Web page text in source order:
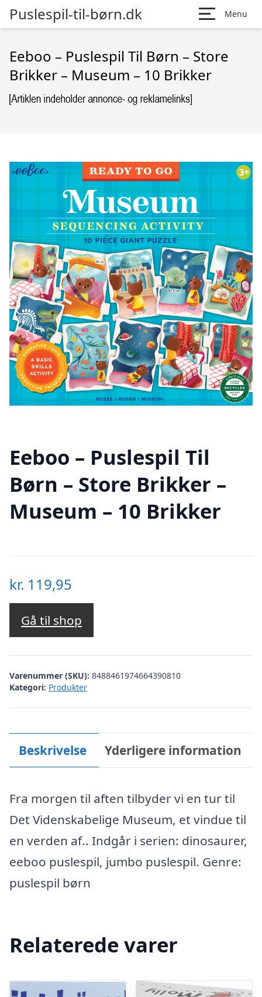
Puslespil-til-børn.dk Menu
Eeboo – Puslespil Til Børn – Store
Brikker – Museum – 10 Brikker
Eeboo – Puslespil Til
Børn – Store Brikker –
Museum – 10 Brikker
kr. 119,95
Gå til shop
Varenummer (SKU): 8488461974664390810
Kategori: Produkter
Beskrivelse Yderligere information
Fra morgen til aften tilbyder vi en tur til
Det Videnskabelige Museum, et vindue til
en verden af.. Indgår i serien: dinosaurer,
eeboo puslespil, jumbo puslespil. Genre:
puslespil børn
Relaterede varer